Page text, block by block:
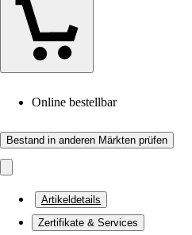
Online bestellbar
Bestand in anderen Märkten prüfen
Artikeldetails
Zertifikate & Services